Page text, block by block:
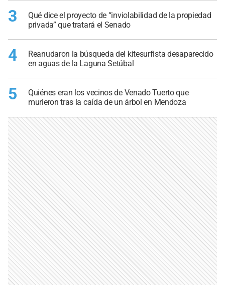
3
Qué dice el proyecto de “inviolabilidad de la propiedad
privada” que tratará el Senado
4
Reanudaron la búsqueda del kitesurfista desaparecido
en aguas de la Laguna Setúbal
5
Quiénes eran los vecinos de Venado Tuerto que
murieron tras la caída de un árbol en Mendoza